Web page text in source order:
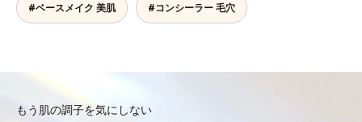
#ベースメイク 美肌 #コンシーラー 毛穴
もう肌の調子を気にしない